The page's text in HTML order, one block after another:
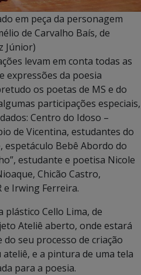
em peça da personagem
de Carvalho Baís, de
Júnior)
levam em conta todas as
expressões da poesia
os poetas de MS e do
participações especiais,
Centro do Idoso –
de Vicentina, estudantes do
espetáculo Bebê Abordo do
estudante e poetisa Nicole
Chicão Castro,
e Irwing Ferreira.
Cello Lima, de
Ateliê aberto, onde estará
seu processo de criação
e a pintura de uma tela
para a poesia.